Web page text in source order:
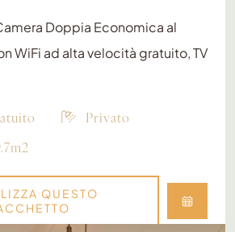
Doppia Economica al
WiFi ad alta velocità gratuito, TV
Privato
QUESTO